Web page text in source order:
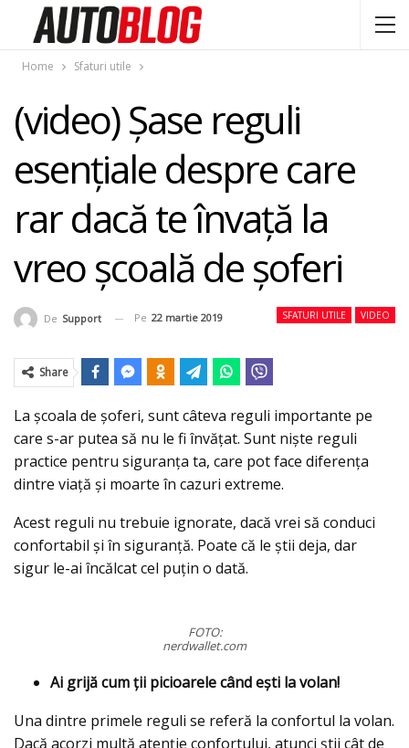
Home Sfaturi utile
(video) Şase reguli
esenţiale despre care
rar dacă te învaţă la
vreo şcoală de şoferi
SFATURI UTILE VIDEO
De Support Pe 22 martie 2019
Share
La școala de șoferi, sunt câteva reguli importante pe
care s-ar putea să nu le fi învățat. Sunt niște reguli
practice pentru siguranța ta, care pot face diferența
dintre viață și moarte în cazuri extreme.
Acest reguli nu trebuie ignorate, dacă vrei să conduci
confortabil și în siguranță. Poate că le știi deja, dar
sigur le-ai încălcat cel puțin o dată.
FOTO:
nerdwallet.com
Ai grijă cum ții picioarele când ești la volan!
Una dintre primele reguli se referă la confortul la volan.
Dacă acorzi multă atenție confortului, atunci știi cât de